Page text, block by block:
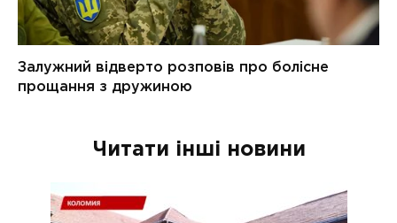
Читати інші новини